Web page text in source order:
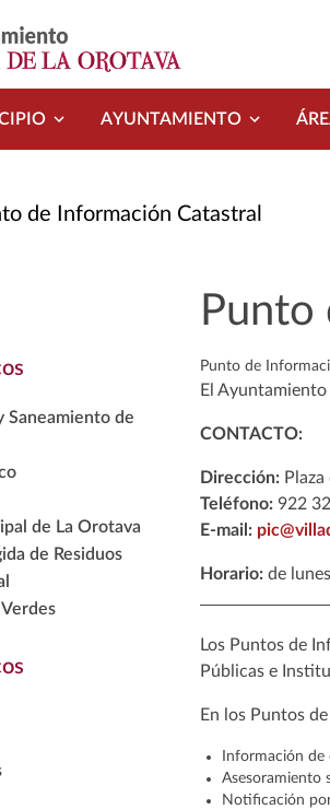
AYUNTAMIENTO
de Información Catastral
Saneamiento de
de La Orotava
de Residuos
Punto
Punto de
El
CONTACTO:
Dirección:Plaza
Teléfono:922
E-mail:
Horario: de
Los Puntos de
Públicas e
En los Puntos
Información
Asesoramiento
Notificación